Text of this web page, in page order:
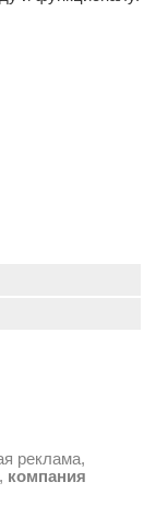
реклама,
компания